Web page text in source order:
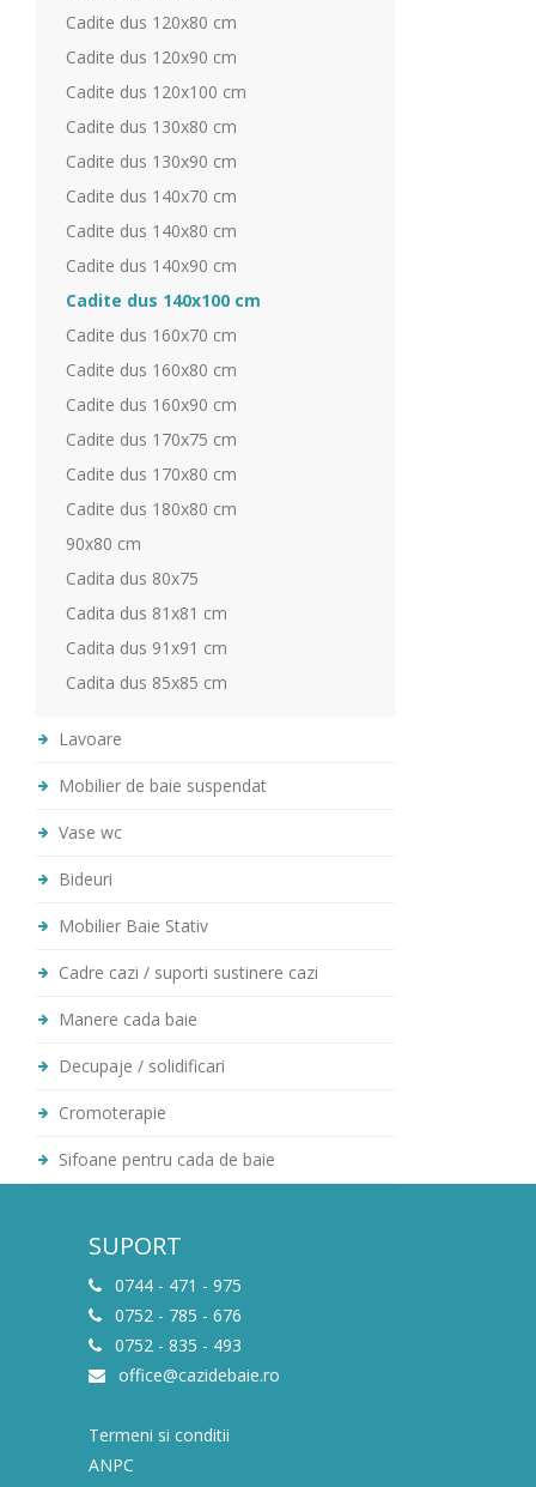
Cadite dus 120x80 cm
Cadite dus 120x90 cm
Cadite dus 120x100 cm
Cadite dus 130x80 cm
Cadite dus 130x90 cm
Cadite dus 140x70 cm
Cadite dus 140x80 cm
Cadite dus 140x90 cm
Cadite dus 140x100 cm
Cadite dus 160x70 cm
Cadite dus 160x80 cm
Cadite dus 160x90 cm
Cadite dus 170x75 cm
Cadite dus 170x80 cm
Cadite dus 180x80 cm
90x80 cm
Cadita dus 80x75
Cadita dus 81x81 cm
Cadita dus 91x91 cm
Cadita dus 85x85 cm
Lavoare
Mobilier de baie suspendat
Vase wc
Bideuri
Mobilier Baie Stativ
Cadre cazi / suporti sustinere cazi
Manere cada baie
Decupaje / solidificari
Cromoterapie
Sifoane pentru cada de baie
SUPORT
0744 - 471 - 975
0752 - 785 - 676
0752 - 835 - 493
office@cazidebaie.ro
Termeni si conditii
ANPC